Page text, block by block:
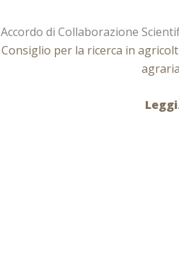
Accordo di Collaborazione
Consiglio per la ricerca in
agraria
Leggi.